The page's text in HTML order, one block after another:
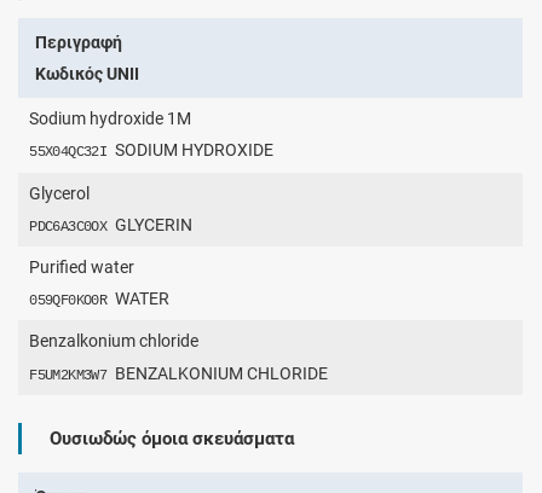
Περιγραφή
Κωδικός UNII
Sodium hydroxide 1M
55X04QC32I SODIUM HYDROXIDE
Glycerol
PDC6A3C0OX GLYCERIN
Purified water
059QF0KO0R WATER
Benzalkonium chloride
F5UM2KM3W7 BENZALKONIUM CHLORIDE
Ουσιωδώς όμοια σκευάσματα